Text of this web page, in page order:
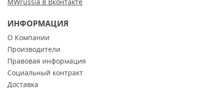
ИНФОРМАЦИЯ
О Компании
Производители
Правовая информация
Социальный контракт
Доставка